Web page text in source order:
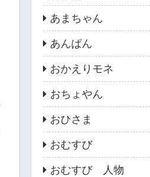
あまちゃん
あんぱん
おかえりモネ
おちょやん
おひさま
おむすび
おむすび 人物